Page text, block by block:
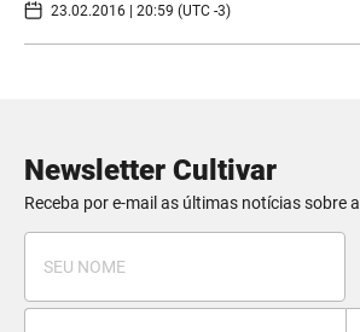
23.02.2016 | 20:59 (UTC -3)
Newsletter Cultivar
Receba por e-mail as últimas notícias sobre